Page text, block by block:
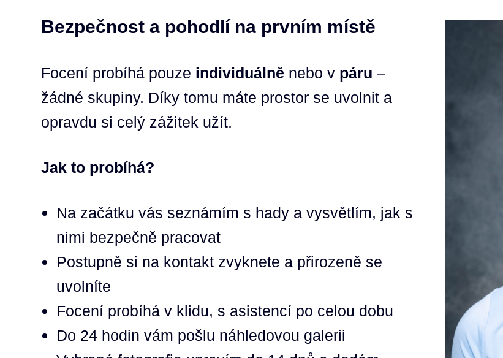
Bezpečnost a pohodlí na prvním místě
Focení probíhá pouze individuálně nebo v páru –
žádné skupiny. Díky tomu máte prostor se uvolnit a
opravdu si celý zážitek užít.
Jak to probíhá?
Na začátku vás seznámím s hady a vysvětlím, jak s
nimi bezpečně pracovat
Postupně si na kontakt zvyknete a přirozeně se
uvolníte
Focení probíhá v klidu, s asistencí po celou dobu
Do 24 hodin vám pošlu náhledovou galerii